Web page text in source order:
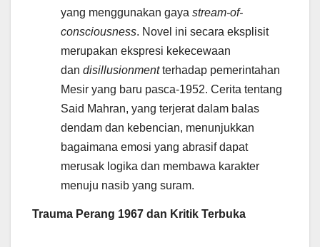
yang menggunakan gaya stream-of-
consciousness. Novel ini secara eksplisit
merupakan ekspresi kekecewaan
dan disillusionmentterhadap pemerintahan
Mesir yang baru pasca-1952. Cerita tentang
Said Mahran, yang terjerat dalam balas
dendam dan kebencian, menunjukkan
bagaimana emosi yang abrasif dapat
merusak logika dan membawa karakter
menuju nasib yang suram.
Trauma Perang 1967 dan Kritik Terbuka